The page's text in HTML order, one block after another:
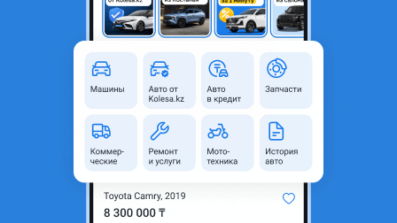
GMC Acadia 2008 года
Объявление находится в архиве и может быть
Павлодар, Павлодарская
2006 - 2013 1 поколение